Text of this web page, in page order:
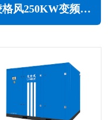
凌格风250KW变频低压空压机LSV LP系列